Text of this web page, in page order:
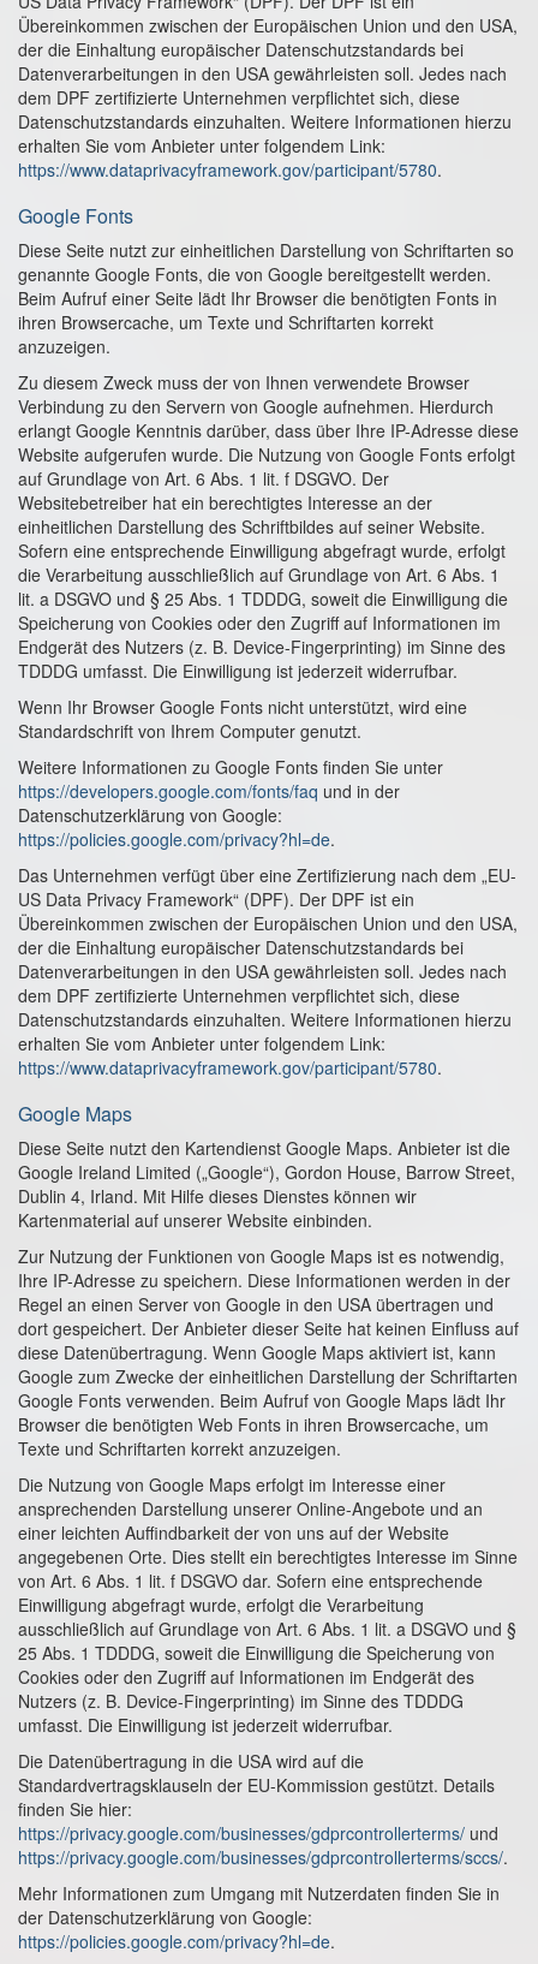
Übereinkommen zwischen der Europäischen Union und den USA,
der die Einhaltung europäischer Datenschutzstandards bei
Datenverarbeitungen in den USA gewährleisten soll. Jedes nach
dem DPF zertifizierte Unternehmen verpflichtet sich, diese
Datenschutzstandards einzuhalten. Weitere Informationen hierzu
erhalten Sie vom Anbieter unter folgendem Link:
https://www.dataprivacyframework.gov/participant/5780.
Google Fonts
Diese Seite nutzt zur einheitlichen Darstellung von Schriftarten so
genannte Google Fonts, die von Google bereitgestellt werden.
Beim Aufruf einer Seite lädt Ihr Browser die benötigten Fonts in
ihren Browsercache, um Texte und Schriftarten korrekt
anzuzeigen.
Zu diesem Zweck muss der von Ihnen verwendete Browser
Verbindung zu den Servern von Google aufnehmen. Hierdurch
erlangt Google Kenntnis darüber, dass über Ihre IP-Adresse diese
Website aufgerufen wurde. Die Nutzung von Google Fonts erfolgt
auf Grundlage von Art. 6 Abs. 1 lit. f DSGVO. Der
Websitebetreiber hat ein berechtigtes Interesse an der
einheitlichen Darstellung des Schriftbildes auf seiner Website.
Sofern eine entsprechende Einwilligung abgefragt wurde, erfolgt
die Verarbeitung ausschließlich auf Grundlage von Art. 6 Abs. 1
lit. a DSGVO und § 25 Abs. 1 TDDDG, soweit die Einwilligung die
Speicherung von Cookies oder den Zugriff auf Informationen im
Endgerät des Nutzers (z. B. Device-Fingerprinting) im Sinne des
TDDDG umfasst. Die Einwilligung ist jederzeit widerrufbar.
Wenn Ihr Browser Google Fonts nicht unterstützt, wird eine
Standardschrift von Ihrem Computer genutzt.
Weitere Informationen zu Google Fonts finden Sie unter
https://developers.google.com/fonts/faq und in der
Datenschutzerklärung von Google:
https://policies.google.com/privacy?hl=de.
Das Unternehmen verfügt über eine Zertifizierung nach dem „EU-
US Data Privacy Framework“ (DPF). Der DPF ist ein
Übereinkommen zwischen der Europäischen Union und den USA,
der die Einhaltung europäischer Datenschutzstandards bei
Datenverarbeitungen in den USA gewährleisten soll. Jedes nach
dem DPF zertifizierte Unternehmen verpflichtet sich, diese
Datenschutzstandards einzuhalten. Weitere Informationen hierzu
erhalten Sie vom Anbieter unter folgendem Link:
https://www.dataprivacyframework.gov/participant/5780.
Google Maps
Diese Seite nutzt den Kartendienst Google Maps. Anbieter ist die
Google Ireland Limited („Google“), Gordon House, Barrow Street,
Dublin 4, Irland. Mit Hilfe dieses Dienstes können wir
Kartenmaterial auf unserer Website einbinden.
Zur Nutzung der Funktionen von Google Maps ist es notwendig,
Ihre IP-Adresse zu speichern. Diese Informationen werden in der
Regel an einen Server von Google in den USA übertragen und
dort gespeichert. Der Anbieter dieser Seite hat keinen Einfluss auf
diese Datenübertragung. Wenn Google Maps aktiviert ist, kann
Google zum Zwecke der einheitlichen Darstellung der Schriftarten
Google Fonts verwenden. Beim Aufruf von Google Maps lädt Ihr
Browser die benötigten Web Fonts in ihren Browsercache, um
Texte und Schriftarten korrekt anzuzeigen.
Die Nutzung von Google Maps erfolgt im Interesse einer
ansprechenden Darstellung unserer Online-Angebote und an
einer leichten Auffindbarkeit der von uns auf der Website
angegebenen Orte. Dies stellt ein berechtigtes Interesse im Sinne
von Art. 6 Abs. 1 lit. f DSGVO dar. Sofern eine entsprechende
Einwilligung abgefragt wurde, erfolgt die Verarbeitung
ausschließlich auf Grundlage von Art. 6 Abs. 1 lit. a DSGVO und §
25 Abs. 1 TDDDG, soweit die Einwilligung die Speicherung von
Cookies oder den Zugriff auf Informationen im Endgerät des
Nutzers (z. B. Device-Fingerprinting) im Sinne des TDDDG
umfasst. Die Einwilligung ist jederzeit widerrufbar.
Die Datenübertragung in die USA wird auf die
Standardvertragsklauseln der EU-Kommission gestützt. Details
finden Sie hier:
https://privacy.google.com/businesses/gdprcontrollerterms/ und
https://privacy.google.com/businesses/gdprcontrollerterms/sccs/.
Mehr Informationen zum Umgang mit Nutzerdaten finden Sie in
der Datenschutzerklärung von Google:
https://policies.google.com/privacy?hl=de.